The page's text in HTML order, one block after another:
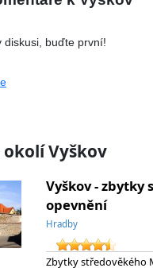
diskusi, buďte první!
okolí Vyškov
Vyškov - zbytky
opevnění
Hradby
Zbytky středověkého